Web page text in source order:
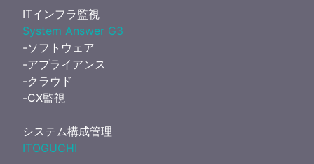
ITインフラ監視
System Answer G3
-ソフトウェア
-アプライアンス
-クラウド
-CX監視
システム構成管理
ITOGUCHI